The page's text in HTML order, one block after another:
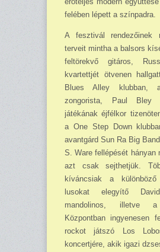
felében lépett a színpadra.
A fesztivál rendezőinek
terveit mintha a balsors
fel­tö­rekvő gitáros,
kvartettjét ötvenen
Blues Alley klub­ban,
zongorista, Paul Bley
játékának éjfélkor
a One Step Down
avantgárd Sun Ra Big
S. Ware fellépését hányan
azt csak sejthetjük.
kíváncsiak a
lusokat elegyítő
mandolinos, illetve a
Központban in­gyenesen
rockot játszó Los
koncertjére, akik igazi